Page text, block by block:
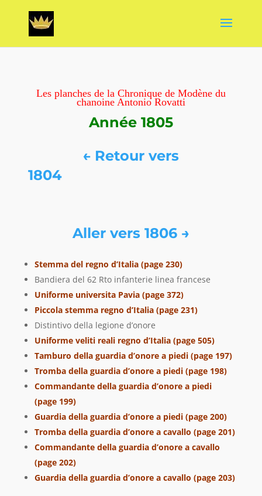
Les planches de la Chronique de Modène du
chanoine Antonio Rovatti
Année 1805
← Retour vers
1804
Aller vers 1806 →
Stemma del regno d’Italia (page 230)
Bandiera del 62 Rto infanterie linea francese
Uniforme universita Pavia (page 372)
Piccola stemma regno d’Italia (page 231)
Distintivo della legione d’onore
Uniforme veliti reali regno d’Italia (page 505)
Tamburo della guardia d’onore a piedi (page 197)
Tromba della guardia d’onore a piedi (page 198)
Commandante della guardia d’onore a piedi
(page 199)
Guardia della guardia d’onore a piedi (page 200)
Tromba della guardia d’onore a cavallo (page 201)
Commandante della guardia d’onore a cavallo
(page 202)
Guardia della guardia d’onore a cavallo (page 203)